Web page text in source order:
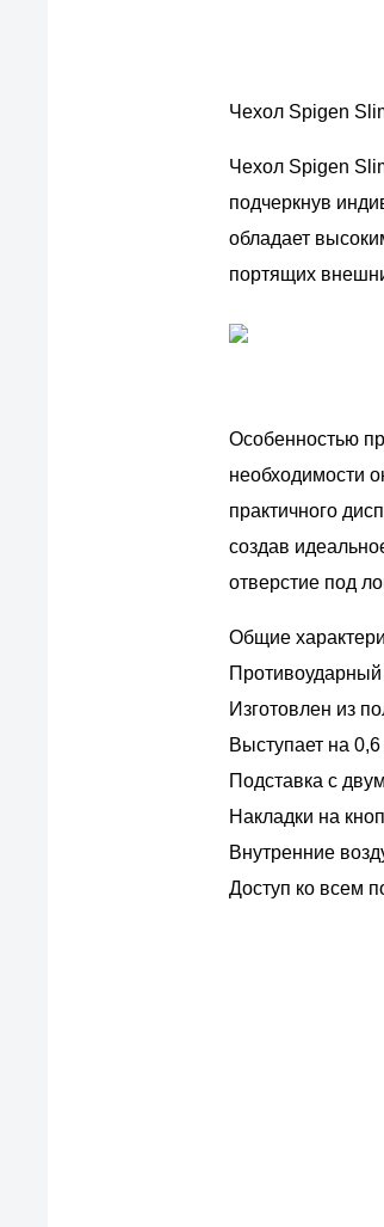
Чехол Spigen
Чехол Spigen
подчеркнув
обладает
портящих
Особенностью
необходимости
практичного
создав
отверстие под
Общие
Противоударный
Изготовлен из
Выступает на
Подставка с
Накладки на
Внутренние
Доступ ко всем